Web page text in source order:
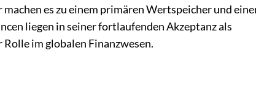
es zu einem primären Wertspeicher und
liegen in seiner fortlaufenden Akzeptanz als
im globalen Finanzwesen.